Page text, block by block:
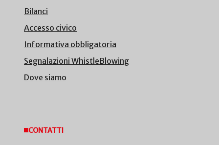
Bilanci
Accesso civico
Informativa obbligatoria
Segnalazioni WhistleBlowing
Dove siamo
CONTATTI